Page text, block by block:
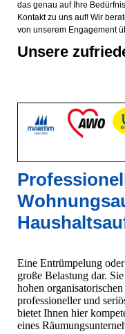
das genau auf Ihre
Kontakt zu uns auf! Wir
von unserem Engagement
Unsere
Eine Entrümpelung
große Belastung dar.
hohen
professioneller und
bietet Ihnen hier
eines